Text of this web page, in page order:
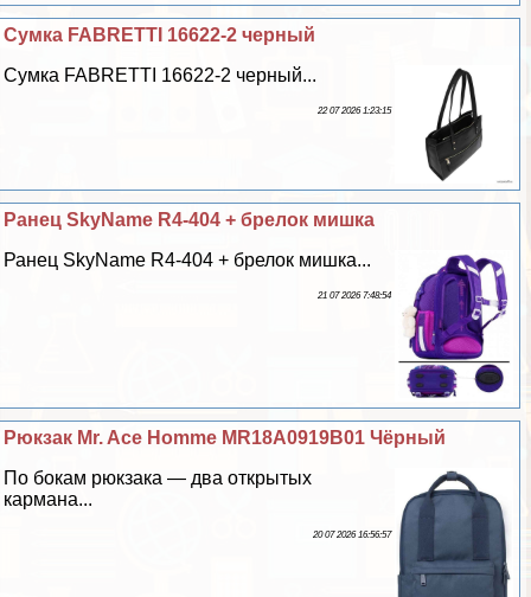
Сумка FABRETTI 16622-2 черный
Сумка FABRETTI 16622-2 черный...
22 07 2026 1:23:15
Ранец SkyName R4-404 + брелок мишка
Ранец SkyName R4-404 + брелок мишка...
21 07 2026 7:48:54
Рюкзак Mr. Ace Homme MR18A0919B01 Чёрный
По бокам рюкзака — два открытых
кармана...
20 07 2026 16:56:57